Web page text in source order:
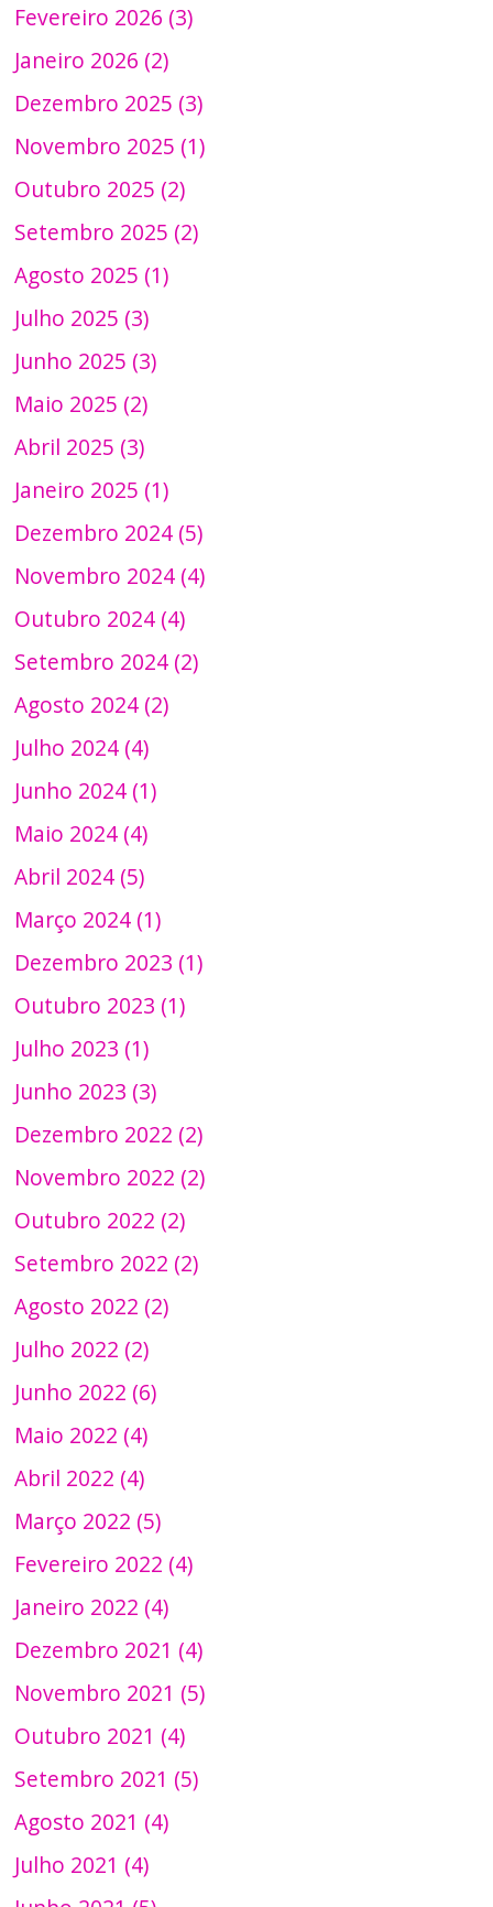
Fevereiro 2026 (3)
Janeiro 2026 (2)
Dezembro 2025 (3)
Novembro 2025 (1)
Outubro 2025 (2)
Setembro 2025 (2)
Agosto 2025 (1)
Julho 2025 (3)
Junho 2025 (3)
Maio 2025 (2)
Abril 2025 (3)
Janeiro 2025 (1)
Dezembro 2024 (5)
Novembro 2024 (4)
Outubro 2024 (4)
Setembro 2024 (2)
Agosto 2024 (2)
Julho 2024 (4)
Junho 2024 (1)
Maio 2024 (4)
Abril 2024 (5)
Março 2024 (1)
Dezembro 2023 (1)
Outubro 2023 (1)
Julho 2023 (1)
Junho 2023 (3)
Dezembro 2022 (2)
Novembro 2022 (2)
Outubro 2022 (2)
Setembro 2022 (2)
Agosto 2022 (2)
Julho 2022 (2)
Junho 2022 (6)
Maio 2022 (4)
Abril 2022 (4)
Março 2022 (5)
Fevereiro 2022 (4)
Janeiro 2022 (4)
Dezembro 2021 (4)
Novembro 2021 (5)
Outubro 2021 (4)
Setembro 2021 (5)
Agosto 2021 (4)
Julho 2021 (4)